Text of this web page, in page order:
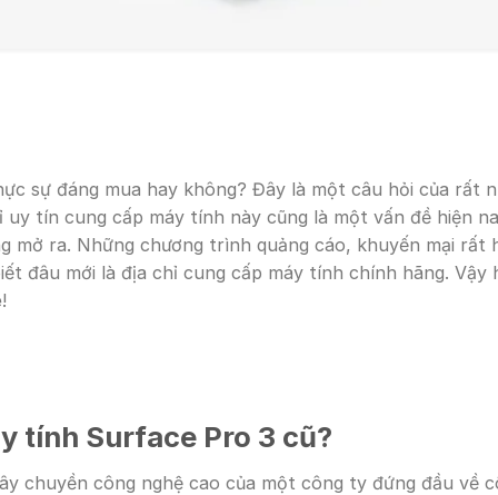
sự đáng mua hay không? Đây là một câu hỏi của rất
uy tín cung cấp máy tính này cũng là một vấn đề hiện
mở ra. Những chương trình quảng cáo, khuyến mại rất
đâu mới là địa chỉ cung cấp máy tính chính hãng. Vậy
tính Surface Pro 3 cũ?
chuyền công nghệ cao của một công ty đứng đầu về